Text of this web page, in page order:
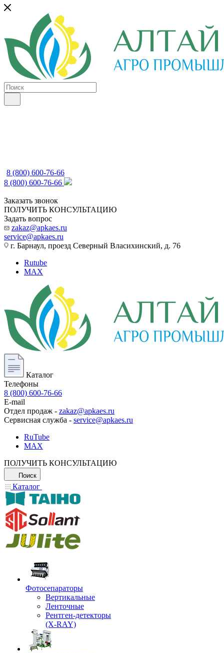
8 (800) 600-76-66
8 (800) 600-76-66
Заказать звонок
ПОЛУЧИТЬ КОНСУЛЬТАЦИЮ
Задать вопрос
zakaz@apkaes.ru
service@apkaes.ru
г. Барнаул, проезд Северный Власихинский, д. 76
Rutube
MAX
Каталог
Телефоны
8 (800) 600-76-66
E-mail
Отдел продаж - zakaz@apkaes.ru
Сервисная служба - service@apkaes.ru
RuTube
MAX
ПОЛУЧИТЬ КОНСУЛЬТАЦИЮ
Поиск
Каталог
Фотосепараторы
Вертикальные
Ленточные
Рентген-детекторы
(X-RAY)